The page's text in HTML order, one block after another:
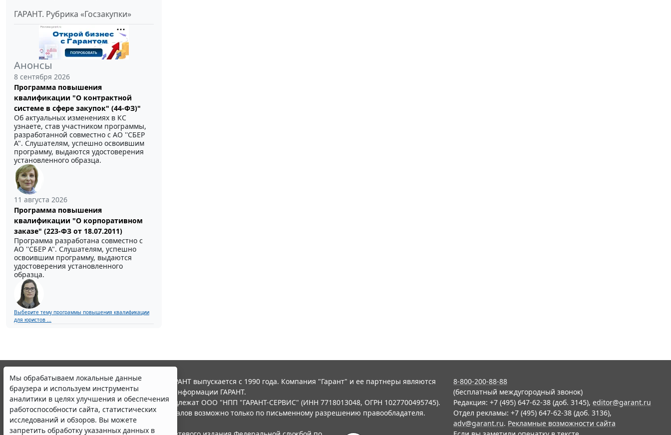
ГАРАНТ. Рубрика «Госзакупки»
Анонсы
8 сентября 2026
Программа повышения
квалификации "О контрактной
системе в сфере закупок" (44-ФЗ)"
Об актуальных изменениях в КС
узнаете, став участником программы,
разработанной совместно с АО ''СБЕР
А". Слушателям, успешно освоившим
программу, выдаются удостоверения
установленного образца.
11 августа 2026
Программа повышения
квалификации "О корпоративном
заказе" (223-ФЗ от 18.07.2011)
Программа разработана совместно с
АО ''СБЕР А". Слушателям, успешно
освоившим программу, выдаются
удостоверения установленного
образца.
Выберите тему программы повышения квалификации
для юристов ...
Мы обрабатываем локальные данные
браузера и используем инструменты
аналитики в целях улучшения и обеспечения
работоспособности сайта, статистических
исследований и обзоров. Вы можете
запретить обработку указанных данных в
© ООО "НПП "ГАРАНТ-СЕРВИС", 2026. Система ГАРАНТ выпускается с 1990 года. Компания "Гарант" и ее партнеры являются
участниками Российской ассоциации правовой информации ГАРАНТ.
Все права на материалы сайта ГАРАНТ.РУ принадлежат ООО "НПП "ГАРАНТ-СЕРВИС" (ИНН 7718013048, ОГРН 1027700495745).
Полное или частичное воспроизведение материалов возможно только по письменному разрешению правообладателя.
Правила использования портала.
8-800-200-88-88
(бесплатный междугородный звонок)
Редакция: +7 (495) 647-62-38 (доб. 3145), editor@garant.ru
Отдел рекламы: +7 (495) 647-62-38 (доб. 3136),
adv@garant.ru. Рекламные возможности сайта